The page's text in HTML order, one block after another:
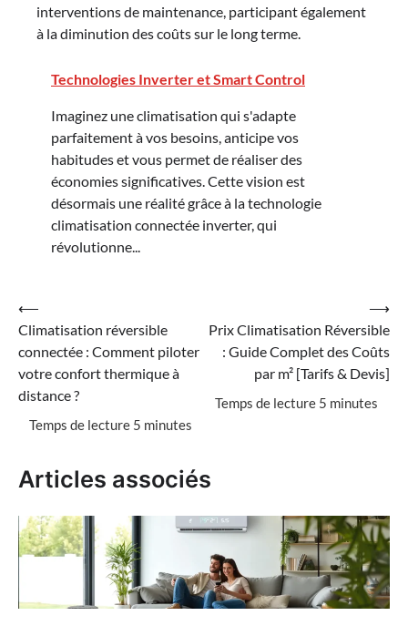
interventions de maintenance, participant également
à la diminution des coûts sur le long terme.
Technologies Inverter et Smart Control
Imaginez une climatisation qui s'adapte
parfaitement à vos besoins, anticipe vos
habitudes et vous permet de réaliser des
économies significatives. Cette vision est
désormais une réalité grâce à la technologie
climatisation connectée inverter, qui
révolutionne...
Navigation
de
l’article
⟵
Climatisation réversible
connectée : Comment piloter
votre confort thermique à
distance ?
Prix Climatisation Réversible
: Guide Complet des Coûts
par m² [Tarifs & Devis]
⟶
Articles associés